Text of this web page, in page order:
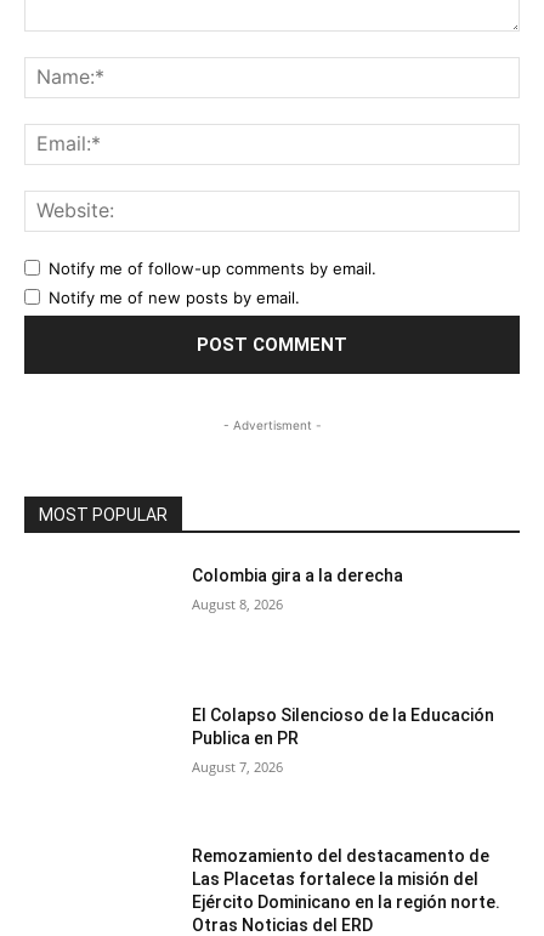
Notify me of follow-up comments by email.
Notify me of new posts by email.
- Advertisment -
MOST POPULAR
Colombia gira a la derecha
August 8, 2026
El Colapso Silencioso de la Educación
Publica en PR
August 7, 2026
Remozamiento del destacamento de
Las Placetas fortalece la misión del
Ejército Dominicano en la región norte.
Otras Noticias del ERD